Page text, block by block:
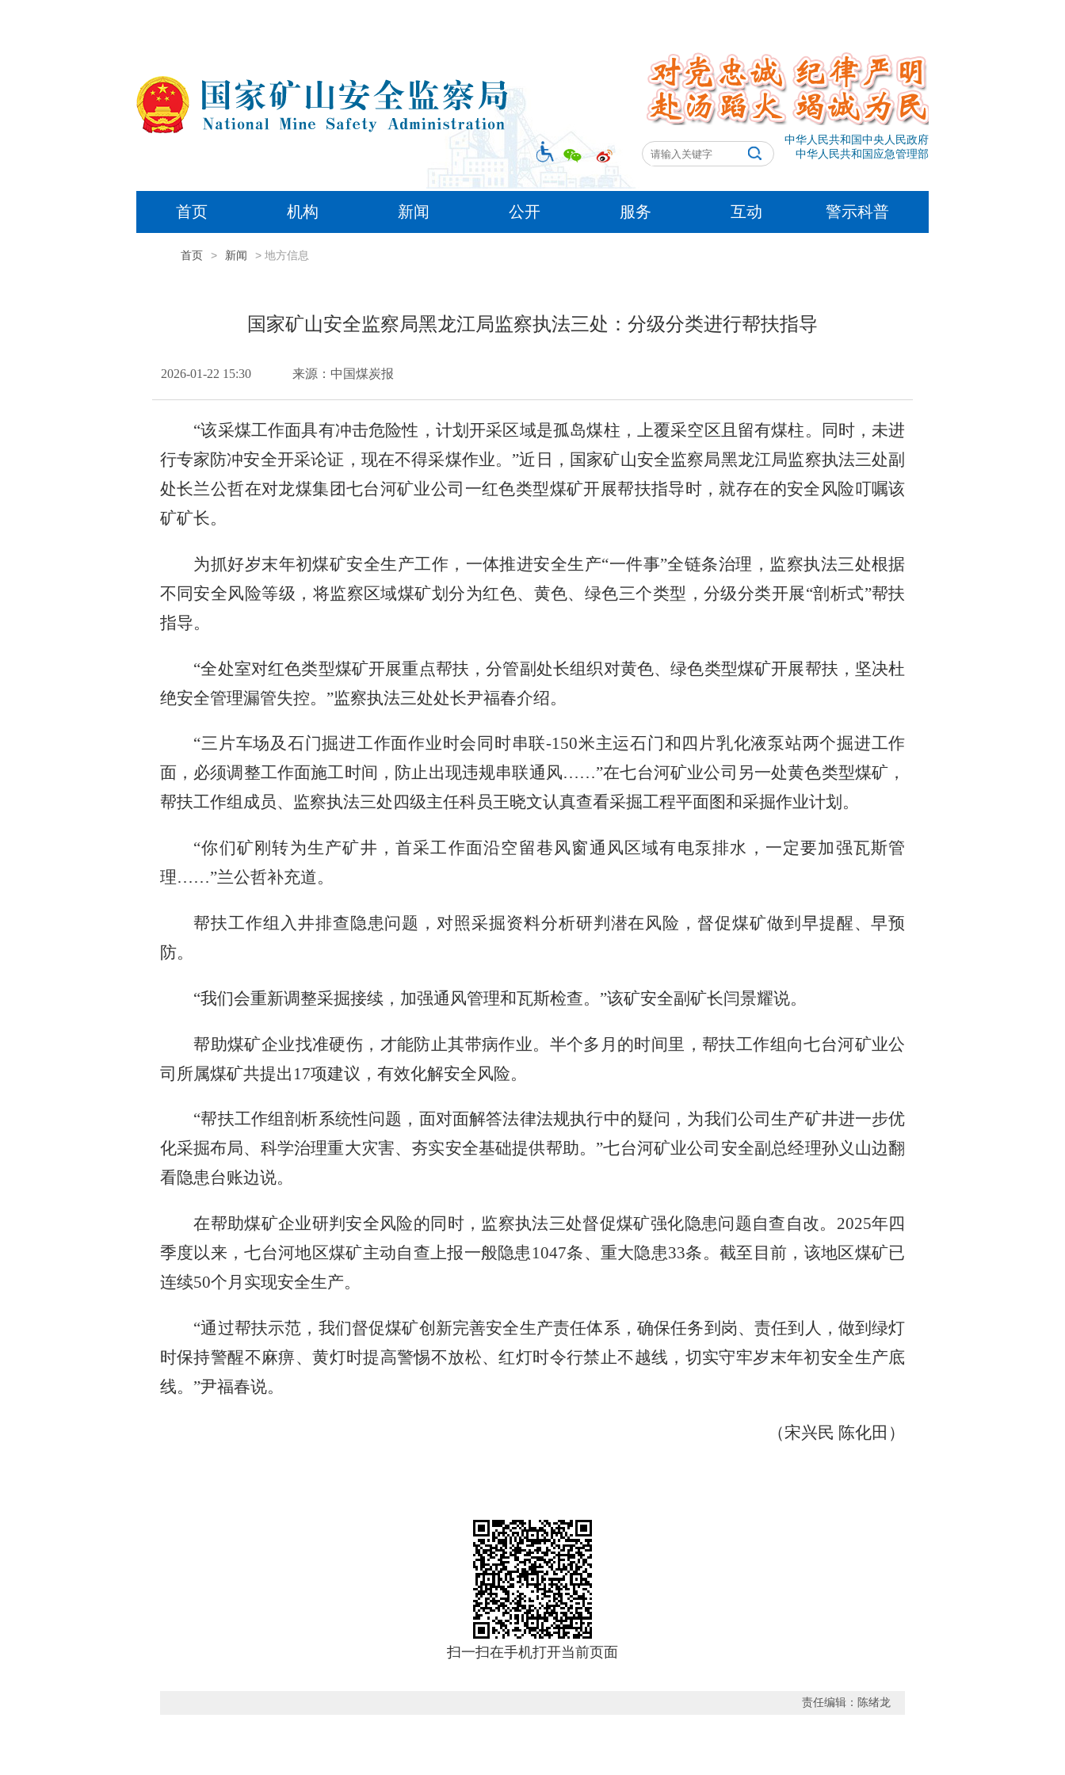
中华人民共和国中央人民政府
中华人民共和国应急管理部
首页 机构 新闻 公开 服务 互动 警示科普
首页 > 新闻 > 地方信息
国家矿山安全监察局黑龙江局监察执法三处：分级分类进行帮扶指导
2026-01-22 15:30 来源：中国煤炭报
“该采煤工作面具有冲击危险性，计划开采区域是孤岛煤柱，上覆采空区且留有煤柱。同时，未进
行专家防冲安全开采论证，现在不得采煤作业。”近日，国家矿山安全监察局黑龙江局监察执法三处副
处长兰公哲在对龙煤集团七台河矿业公司一红色类型煤矿开展帮扶指导时，就存在的安全风险叮嘱该
矿矿长。
为抓好岁末年初煤矿安全生产工作，一体推进安全生产“一件事”全链条治理，监察执法三处根据
不同安全风险等级，将监察区域煤矿划分为红色、黄色、绿色三个类型，分级分类开展“剖析式”帮扶
指导。
“全处室对红色类型煤矿开展重点帮扶，分管副处长组织对黄色、绿色类型煤矿开展帮扶，坚决杜
绝安全管理漏管失控。”监察执法三处处长尹福春介绍。
“三片车场及石门掘进工作面作业时会同时串联-150米主运石门和四片乳化液泵站两个掘进工作
面，必须调整工作面施工时间，防止出现违规串联通风……”在七台河矿业公司另一处黄色类型煤矿，
帮扶工作组成员、监察执法三处四级主任科员王晓文认真查看采掘工程平面图和采掘作业计划。
“你们矿刚转为生产矿井，首采工作面沿空留巷风窗通风区域有电泵排水，一定要加强瓦斯管
理……”兰公哲补充道。
帮扶工作组入井排查隐患问题，对照采掘资料分析研判潜在风险，督促煤矿做到早提醒、早预
防。
“我们会重新调整采掘接续，加强通风管理和瓦斯检查。”该矿安全副矿长闫景耀说。
帮助煤矿企业找准硬伤，才能防止其带病作业。半个多月的时间里，帮扶工作组向七台河矿业公
司所属煤矿共提出 17项建议，有效化解安全风险。
“帮扶工作组剖析系统性问题，面对面解答法律法规执行中的疑问，为我们公司生产矿井进一步优
化采掘布局、科学治理重大灾害、夯实安全基础提供帮助。”七台河矿业公司安全副总经理孙义山边翻
看隐患台账边说。
在帮助煤矿企业研判安全风险的同时，监察执法三处督促煤矿强化隐患问题自查自改。 2025年四
季度以来，七台河地区煤矿主动自查上报一般隐患 1047条、重大隐患33条。截至目前，该地区煤矿已
连续50个月实现安全生产。
“通过帮扶示范，我们督促煤矿创新完善安全生产责任体系，确保任务到岗、责任到人，做到绿灯
时保持警醒不麻痹、黄灯时提高警惕不放松、红灯时令行禁止不越线，切实守牢岁末年初安全生产底
线。”尹福春说。
（宋兴民 陈化田）
扫一扫在手机打开当前页面
责任编辑：陈绪龙